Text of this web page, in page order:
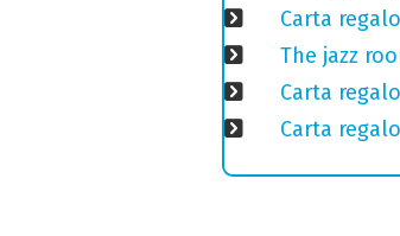
Carta
The jazz
Carta
Carta